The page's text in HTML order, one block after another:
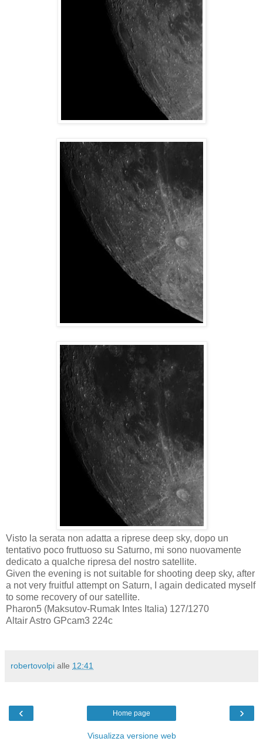
Visto la serata non adatta a riprese deep sky, dopo un
tentativo poco fruttuoso su Saturno, mi sono nuovamente
dedicato a qualche ripresa del nostro satellite.
Given the evening is not suitable for shooting deep sky, after
a not very fruitful attempt on Saturn, I again dedicated myself
to some recovery of our satellite.
Pharon5 (Maksutov-Rumak Intes Italia) 127/1270
Altair Astro GPcam3 224c
robertovolpi alle 12:41
‹ ›
Home page
Visualizza versione web